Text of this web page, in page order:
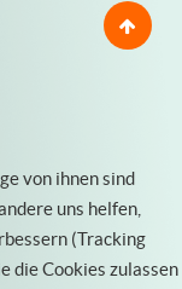
von ihnen sind
uns helfen,
(Tracking
die Cookies zulassen